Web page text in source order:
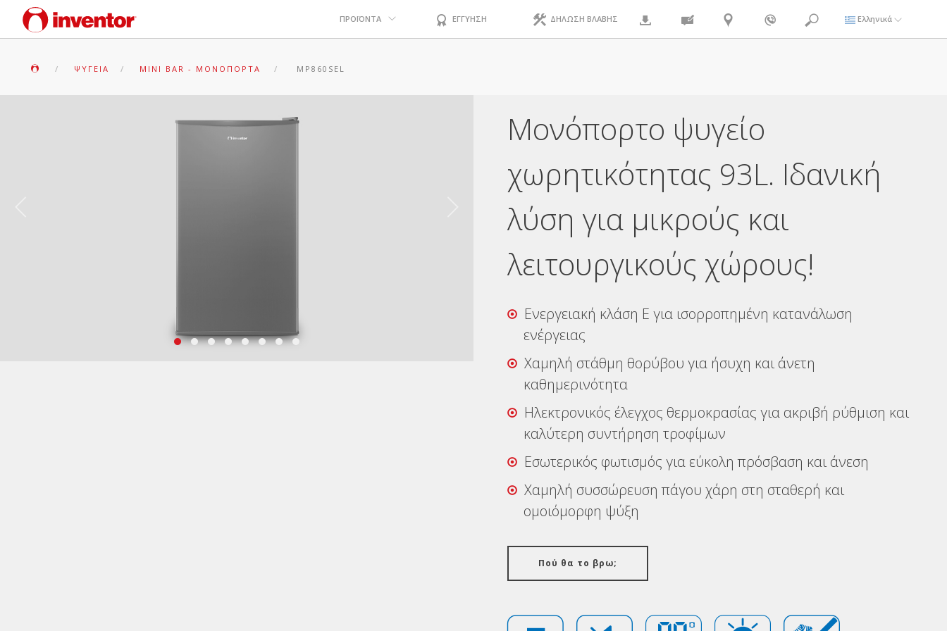
ΠΡΟΪΟΝΤΑ ΕΓΓΥΗΣΗ ΔΗΛΩΣΗ ΒΛΑΒΗΣ Ελληνικά
ΨΥΓΕΊΑ MINI BAR - ΜΟΝΌΠΟΡΤΑ MP860SEL
Μονόπορτο ψυγείο
χωρητικότητας 93L. Ιδανική
λύση για μικρούς και
λειτουργικούς χώρους!
Ενεργειακή κλάση E για ισορροπημένη κατανάλωση
ενέργειας
Χαμηλή στάθμη θορύβου για ήσυχη και άνετη
καθημερινότητα
Ηλεκτρονικός έλεγχος θερμοκρασίας για ακριβή ρύθμιση και
καλύτερη συντήρηση τροφίμων
Εσωτερικός φωτισμός για εύκολη πρόσβαση και άνεση
Χαμηλή συσσώρευση πάγου χάρη στη σταθερή και
ομοιόμορφη ψύξη
Πού θα το βρω;